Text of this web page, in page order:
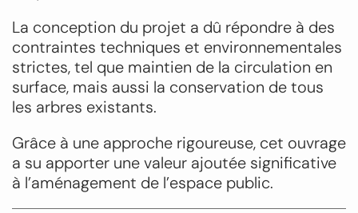
La conception du projet a dû répondre à des
contraintes techniques et environnementales
strictes, tel que maintien de la circulation en
surface, mais aussi la conservation de tous
les arbres existants.
Grâce à une approche rigoureuse, cet ouvrage
a su apporter une valeur ajoutée significative
à l’aménagement de l’espace public.